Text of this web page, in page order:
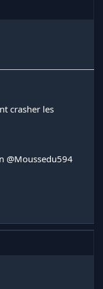
crasher les
@Moussedu594